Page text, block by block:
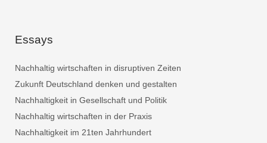
Essays
Nachhaltig wirtschaften in disruptiven Zeiten
Zukunft Deutschland denken und gestalten
Nachhaltigkeit in Gesellschaft und Politik
Nachhaltig wirtschaften in der Praxis
Nachhaltigkeit im 21ten Jahrhundert